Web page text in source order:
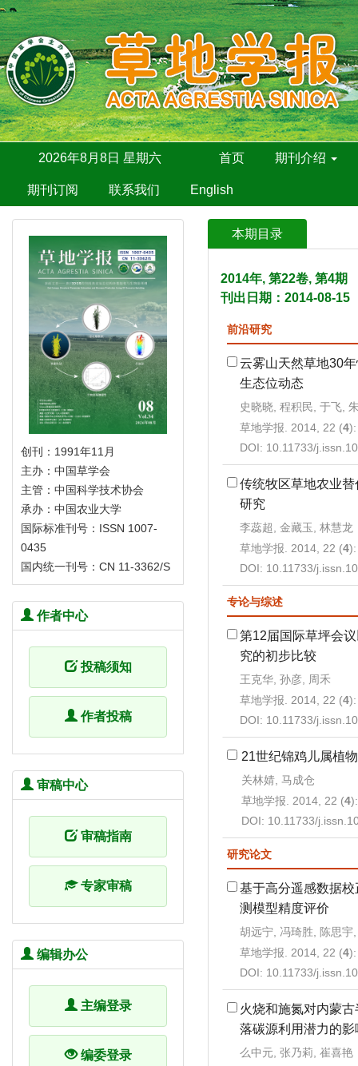
2026年8月8日 星期六 首页 期刊介绍
期刊订阅 联系我们 English
本期目录
2014年, 第22卷, 第4
刊出日期：2014-08-15
前沿研究
云雾山天然草地30
生态位动态
史晓晓, 程积民, 于飞,
草地学报. 2014, 22 (4
DOI: 10.11733/
传统牧区草地农业
研究
李蕊超, 金藏玉, 林慧龙
草地学报. 2014, 22 (4
DOI: 10.11733/
专论与综述
第12届国际草坪会
究的初步比较
王克华, 孙彦, 周禾
草地学报. 2014, 22 (4
DOI: 10.11733/
21世纪锦鸡儿属植
关林婧, 马成仓
草地学报. 2014, 22 (4
DOI: 10.11733/
研究论文
基于高分遥感数据
测模型精度评价
胡远宁, 冯琦胜, 陈思宇
草地学报. 2014, 22 (4
DOI: 10.11733/
火烧和施氮对内蒙
落碳源利用潜力的影
么中元, 张乃莉, 崔喜艳
创刊：1991年11月
主办：中国草学会
主管：中国科学技术协会
承办：中国农业大学
国际标准刊号：ISSN 1007-
0435
国内统一刊号：CN 11-3362/S
作者中心
投稿须知
作者投稿
审稿中心
审稿指南
专家审稿
编辑办公
主编登录
编委登录